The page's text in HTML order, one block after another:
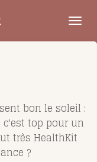
bon le soleil :
top pour un
très HealthKit
?